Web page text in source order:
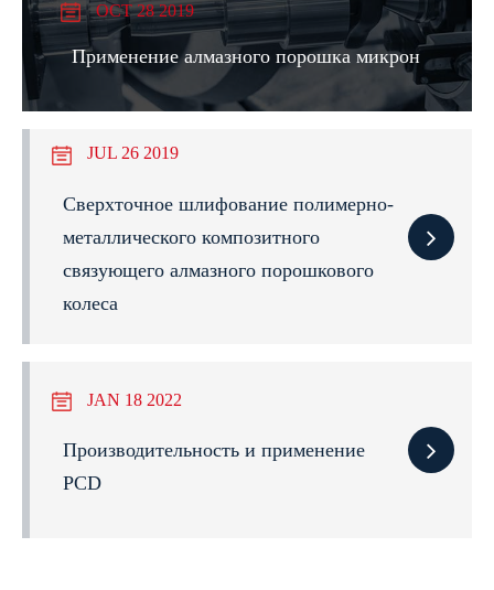
OCT 28 2019
Применение алмазного порошка микрон
JUL 26 2019
Сверхточное шлифование полимерно-
металлического композитного
связующего алмазного порошкового
колеса
JAN 18 2022
Производительность и применение
PCD